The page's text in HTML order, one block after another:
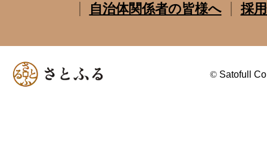
自治体関係者の皆様へ
採
© Satofull